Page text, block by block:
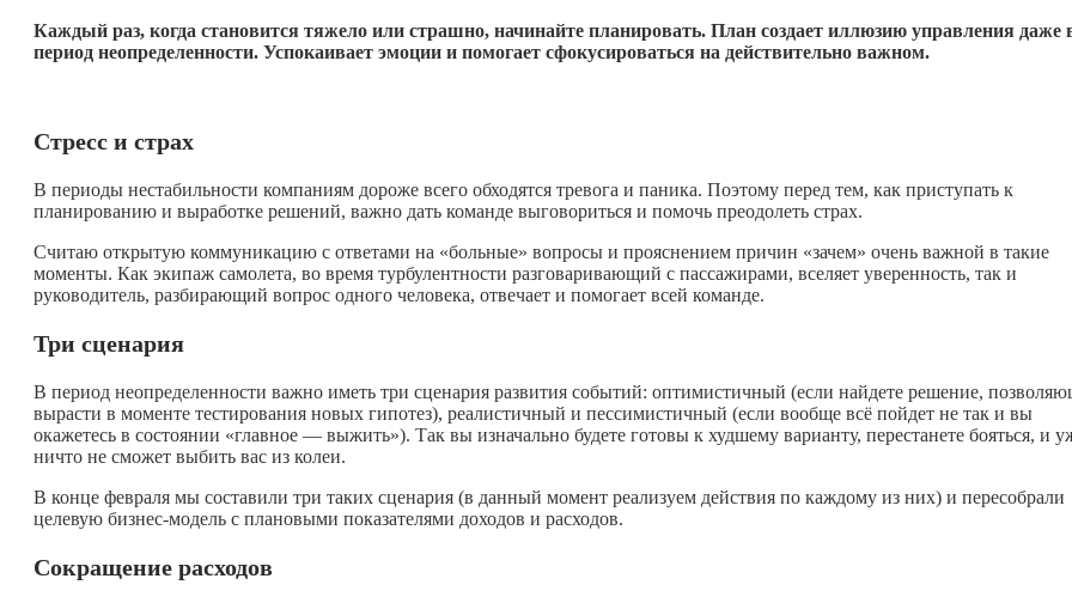
Каждый раз, когда становится тяжело или страшно, начинайте планировать. План создает иллюзию управления даже
период неопределенности. Успокаивает эмоции и помогает сфокусироваться на действительно важном.
Стресс и страх
В периоды нестабильности компаниям дороже всего обходятся тревога и паника. Поэтому перед тем, как приступать к
планированию и выработке решений, важно дать команде выговориться и помочь преодолеть страх.
Считаю открытую коммуникацию с ответами на «больные» вопросы и прояснением причин «зачем» очень важной в такие
моменты. Как экипаж самолета, во время турбулентности разговаривающий с пассажирами, вселяет уверенность, так и
руководитель, разбирающий вопрос одного человека, отвечает и помогает всей команде.
Три сценария
В период неопределенности важно иметь три сценария развития событий: оптимистичный (если найдете решение,
вырасти в моменте тестирования новых гипотез), реалистичный и пессимистичный (если вообще всё пойдет не так и вы
окажетесь в состоянии «главное — выжить»). Так вы изначально будете готовы к худшему варианту, перестанете бояться, и
ничто не сможет выбить вас из колеи.
В конце февраля мы составили три таких сценария (в данный момент реализуем действия по каждому из них) и пересобрали
целевую бизнес-модель с плановыми показателями доходов и расходов.
Сокращение расходов